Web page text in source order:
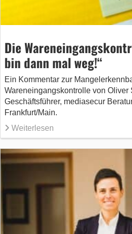
Die
bin dann mal weg!“
Ein Kommentar zur
Wareneingangskontrolle von Oliver
Geschäftsführer, mediasecur
Frankfurt/Main.
Weiterlesen